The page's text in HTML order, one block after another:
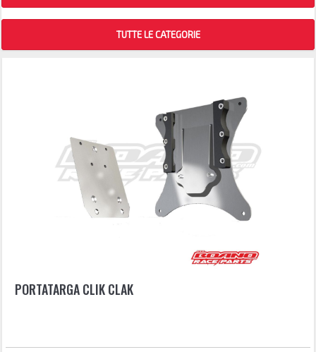
TUTTE LE CATEGORIE
PORTATARGA CLIK CLAK